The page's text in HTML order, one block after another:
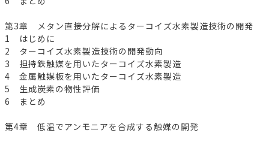
第3章 メタン直接分解によるターコイズ水素製造技術の開発
1 はじめに
2 ターコイズ水素製造技術の開発動向
3 担持鉄触媒を用いたターコイズ水素製造
4 金属触媒板を用いたターコイズ水素製造
5 生成炭素の物性評価
6 まとめ
第4章 低温でアンモニアを合成する触媒の開発